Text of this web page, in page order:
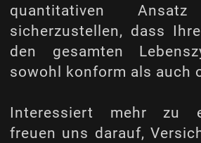
quantitativen
sicherzustellen, dass
den gesamten
sowohl konform als auch
Interessiert mehr zu
freuen uns darauf,